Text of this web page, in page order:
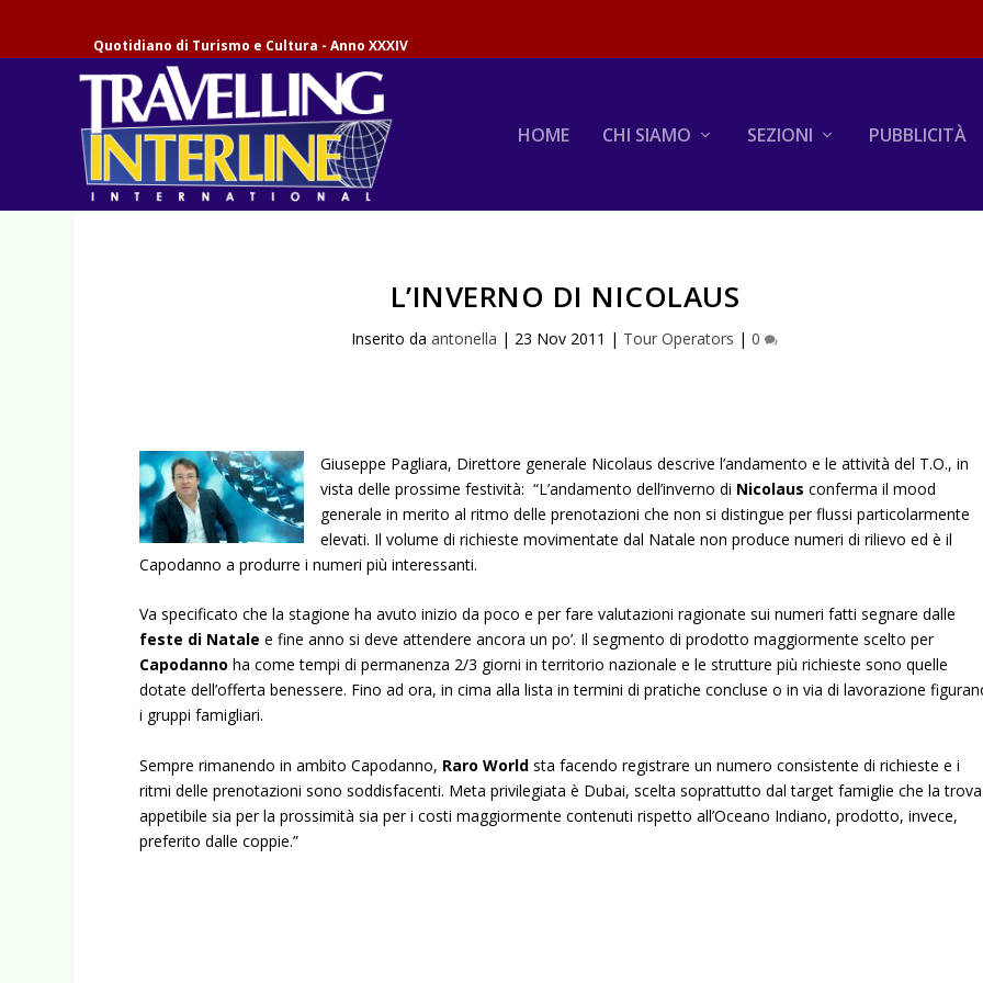
Quotidiano di Turismo e Cultura - Anno XXXIV
HOME CHI SIAMO SEZIONI PUBBLICITÀ
L’INVERNO DI NICOLAUS
Inserito daantonella | 23 Nov 2011 | Tour Operators |0
Giuseppe Pagliara, Direttore generale Nicolaus descrive l’andamento e le attività del T.O., in
vista delle prossime festività: “L’andamento dell’inverno di Nicolaus conferma il mood
generale in merito al ritmo delle prenotazioni che non si distingue per flussi particolarmente
elevati. Il volume di richieste movimentate dal Natale non produce numeri di rilievo ed è il
Capodanno a produrre i numeri più interessanti.
Va specificato che la stagione ha avuto inizio da poco e per fare valutazioni ragionate sui numeri fatti segnare dalle
feste di Natale e fine anno si deve attendere ancora un po’. Il segmento di prodotto maggiormente scelto per
Capodanno ha come tempi di permanenza 2/3 giorni in territorio nazionale e le strutture più richieste sono quelle
dotate dell’offerta benessere. Fino ad ora, in cima alla lista in termini di pratiche concluse o in via di lavorazione
i gruppi famigliari.
Sempre rimanendo in ambito Capodanno, Raro World sta facendo registrare un numero consistente di richieste e i
ritmi delle prenotazioni sono soddisfacenti. Meta privilegiata è Dubai, scelta soprattutto dal target famiglie che la trova
appetibile sia per la prossimità sia per i costi maggiormente contenuti rispetto all’Oceano Indiano, prodotto, invece,
preferito dalle coppie.”